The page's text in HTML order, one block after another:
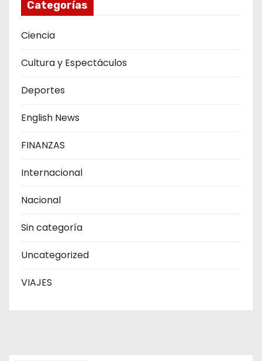
Categorías
Ciencia
Cultura y Espectáculos
Deportes
English News
FINANZAS
Internacional
Nacional
Sin categoría
Uncategorized
VIAJES